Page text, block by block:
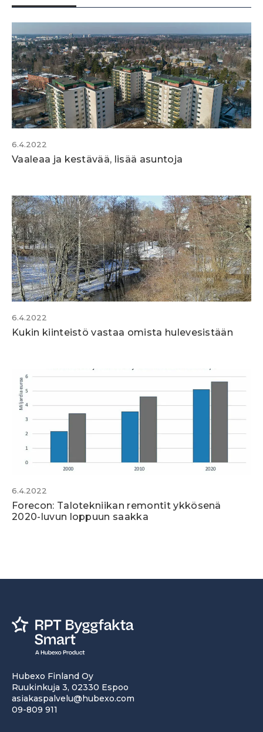
6.4.2022
Vaaleaa ja kestävää, lisää asuntoja
6.4.2022
Kukin kiinteistö vastaa omista hulevesistään
6.4.2022
Forecon: Talotekniikan remontit ykkösenä
2020-luvun loppuun saakka
Hubexo Finland Oy
Ruukinkuja 3, 02330 Espoo
asiakaspalvelu@hubexo.com
09-809 911